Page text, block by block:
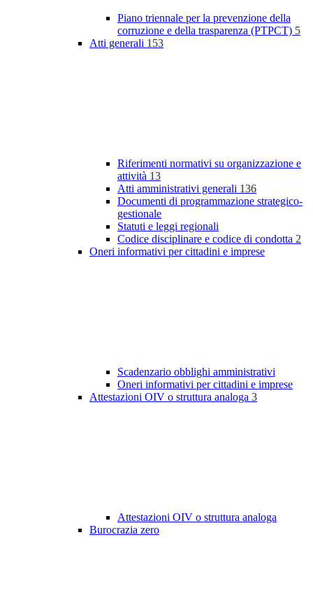
Piano triennale per la prevenzione della
corruzione e della trasparenza (PTPCT) 5
Atti generali 153
Riferimenti normativi su organizzazione e
attività 13
Atti amministrativi generali 136
Documenti di programmazione strategico-
gestionale
Statuti e leggi regionali
Codice disciplinare e codice di condotta 2
Oneri informativi per cittadini e imprese
Scadenzario obblighi amministrativi
Oneri informativi per cittadini e imprese
Attestazioni OIV o struttura analoga 3
Attestazioni OIV o struttura analoga
Burocrazia zero